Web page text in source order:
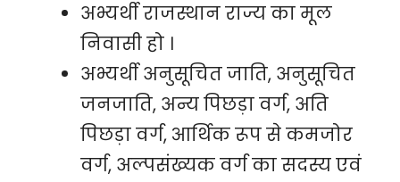
अभ्यर्थी राजस्थान राज्य का मूल
निवासी हो ।
अभ्यर्थी अनुसूचित जाति, अनुसूचित
जनजाति, अन्य पिछड़ा वर्ग, अति
पिछड़ा वर्ग, आर्थिक रूप से कमजोर
वर्ग, अल्पसंख्यक वर्ग का सदस्य एवं